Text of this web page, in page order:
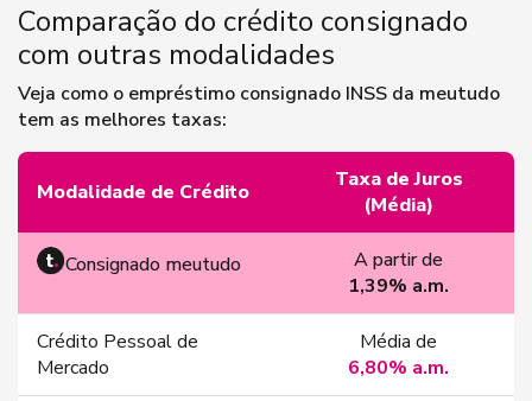
Comparação do crédito consignado
com outras modalidades
Veja como o empréstimo consignado INSS da meutudo
tem as melhores taxas:
Modalidade de Crédito
Taxa de Juros
(Média)
Consignado meutudo
A partir de
1,39% a.m.
Crédito Pessoal de
Mercado
Média de
6,80% a.m.